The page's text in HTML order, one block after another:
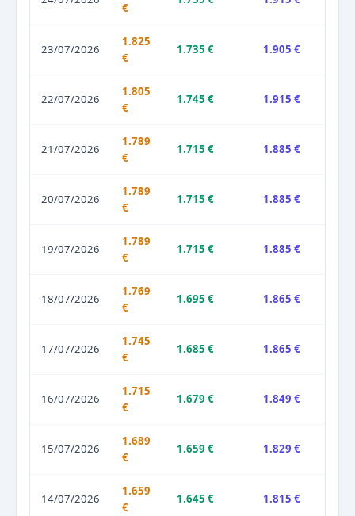
€
23/07/2026
1.825
€
1.735 € 1.905 €
22/07/2026
1.805
€
1.745 € 1.915 €
21/07/2026
1.789
€
1.715 € 1.885 €
20/07/2026
1.789
€
1.715 € 1.885 €
19/07/2026
1.789
€
1.715 € 1.885 €
18/07/2026
1.769
€
1.695 € 1.865 €
17/07/2026
1.745
€
1.685 € 1.865 €
16/07/2026
1.715
€
1.679 € 1.849 €
15/07/2026
1.689
€
1.659 € 1.829 €
14/07/2026
1.659
€
1.645 € 1.815 €